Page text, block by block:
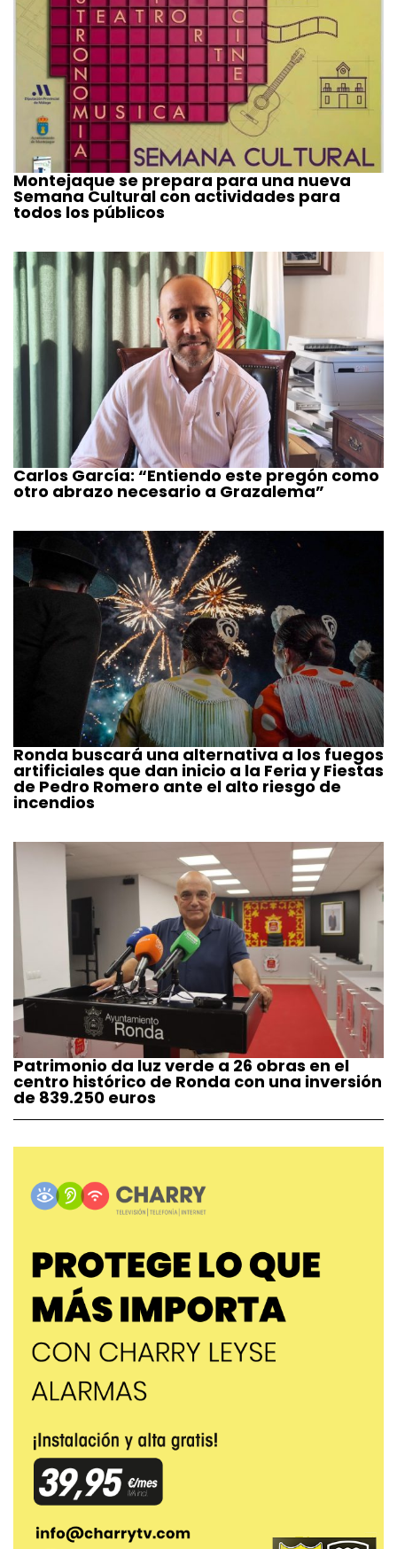
Montejaque se prepara para una nueva
Semana Cultural con actividades para
todos los públicos
Carlos García: “Entiendo este pregón como
otro abrazo necesario a Grazalema”
Ronda buscará una alternativa a los fuegos
artificiales que dan inicio a la Feria y Fiestas
de Pedro Romero ante el alto riesgo de
incendios
Patrimonio da luz verde a 26 obras en el
centro histórico de Ronda con una inversión
de 839.250 euros